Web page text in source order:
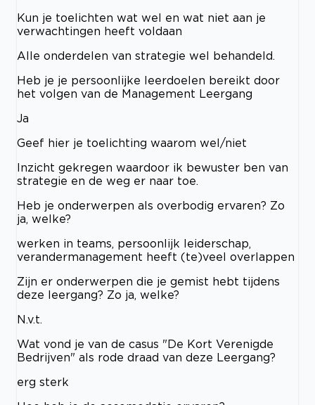
Kun je toelichten wat wel en wat niet aan je
verwachtingen heeft voldaan
Alle onderdelen van strategie wel behandeld.
Heb je je persoonlijke leerdoelen bereikt door
het volgen van de Management Leergang
Ja
Geef hier je toelichting waarom wel/niet
Inzicht gekregen waardoor ik bewuster ben van
strategie en de weg er naar toe.
Heb je onderwerpen als overbodig ervaren? Zo
ja, welke?
werken in teams, persoonlijk leiderschap,
verandermanagement heeft (te)veel overlappen
Zijn er onderwerpen die je gemist hebt tijdens
deze leergang? Zo ja, welke?
N.v.t.
Wat vond je van de casus "De Kort Verenigde
Bedrijven" als rode draad van deze Leergang?
erg sterk